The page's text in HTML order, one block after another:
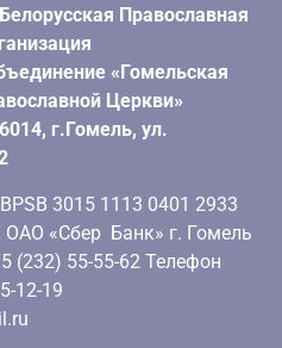
Православная
«Гомельская
Церкви»
г.Гомель, ул.
3015 1113 0401 2933
ОАО «Сбер Банк» г. Гомель
(232) 55-55-62 Телефон
12-19